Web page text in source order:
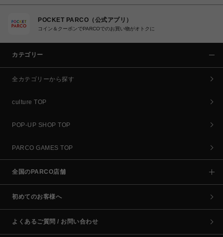
POCKET PARCO（公式アプリ）
コイン＆クーポンでPARCOでのお買い物がオトクに
カテゴリー
全カテゴリーから探す
culture TOP
POP-UP SHOP TOP
PARCO GAMES TOP
全国のPARCO店舗
初めてのお客様へ
よくあるご質問 / お問い合わせ